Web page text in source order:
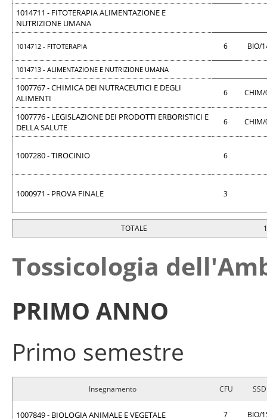
1014711 - FITOTERAPIA ALIMENTAZIONE E
NUTRIZIONE UMANA
1014712 - FITOTERAPIA 6 BIO/
1014713 - ALIMENTAZIONE E NUTRIZIONE UMANA
1007767 - CHIMICA DEI NUTRACEUTICI E DEGLI
ALIMENTI
6
1007776 - LEGISLAZIONE DEI PRODOTTI ERBORISTICI E
DELLA SALUTE
6
1007280 - TIROCINIO 6
1000971 - PROVA FINALE 3
TOTALE
Tossicologia
PRIMO ANNO
Primo semestre
Insegnamento CFU SSD
1007849 - BIOLOGIA ANIMALE E VEGETALE 7 BIO/